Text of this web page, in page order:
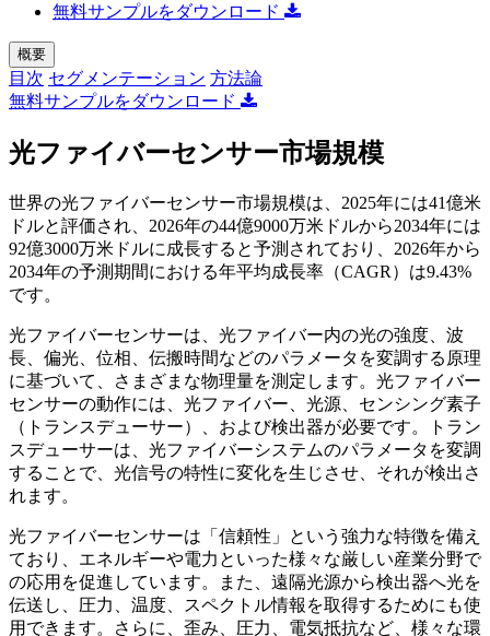
無料サンプルをダウンロード
概要
目次 セグメンテーション 方法論
無料サンプルをダウンロード
光ファイバーセンサー市場規模
世界の光ファイバーセンサー市場規模は、2025年には41億米
ドルと評価され、2026年の44億9000万米ドルから2034年には
92億3000万米ドルに成長すると予測されており、2026年から
2034年の予測期間における年平均成長率（CAGR）は9.43%
です。
光ファイバーセンサーは、光ファイバー内の光の強度、波
長、偏光、位相、伝搬時間などのパラメータを変調する原理
に基づいて、さまざまな物理量を測定します。光ファイバー
センサーの動作には、光ファイバー、光源、センシング素子
（トランスデューサー）、および検出器が必要です。トラン
スデューサーは、光ファイバーシステムのパラメータを変調
することで、光信号の特性に変化を生じさせ、それが検出さ
れます。
光ファイバーセンサーは「信頼性」という強力な特徴を備え
ており、エネルギーや電力といった様々な厳しい産業分野で
の応用を促進しています。また、遠隔光源から検出器へ光を
伝送し、圧力、温度、スペクトル情報を取得するためにも使
用できます。さらに、歪み、圧力、電気抵抗など、様々な環